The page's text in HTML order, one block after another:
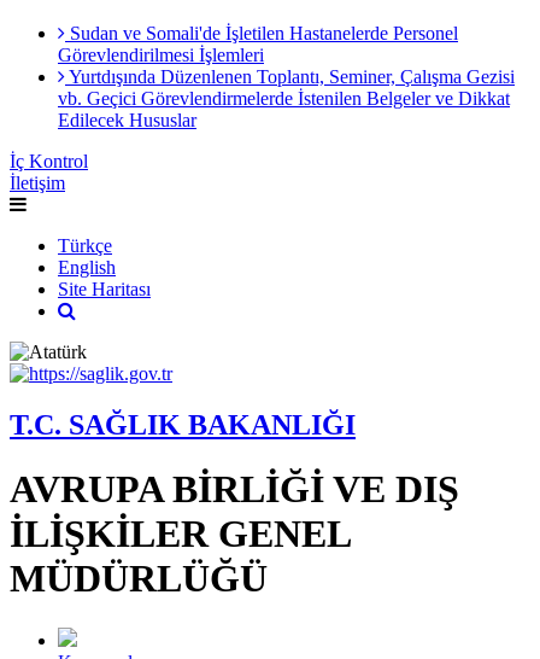
Sudan ve Somali'de İşletilen Hastanelerde Personel
Görevlendirilmesi İşlemleri
Yurtdışında Düzenlenen Toplantı, Seminer, Çalışma Gezisi
vb. Geçici Görevlendirmelerde İstenilen Belgeler ve Dikkat
Edilecek Hususlar
İç Kontrol
İletişim
Türkçe
English
Site Haritası
T.C. SAĞLIK BAKANLIĞI
AVRUPA BİRLİĞİ VE DIŞ
İLİŞKİLER GENEL
MÜDÜRLÜĞÜ